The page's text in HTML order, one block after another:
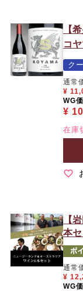
【希
コ
ク
通常
¥
WG
¥
在庫
【
本セ
通常
¥
WG